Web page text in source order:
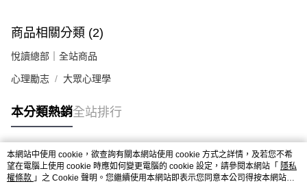
商品相關分類 (2)
悅讀總部｜全站商品
心理勵志 大眾心理學
本分類熱銷全站排行
熱門標籤
本網站中使用 cookie，欲查詢有關本網站使用 cookie 方式之詳情，及若您不希
望在電腦上使用 cookie 時應如何變更電腦的 cookie 設定，請參閱本網站「 隱私
權條款 」之 Cookie 聲明。您繼續使用本網站即表示您同意本公司得按本網站使